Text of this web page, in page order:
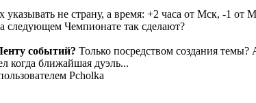
не страну, а время: +2 часа от Мск, -1
следующем Чемпионате так сделают?
событий? Только посредством создания
когда ближайшая дуэль...
Pcholka